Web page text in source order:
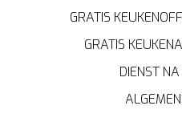
GRATIS
GRATIS
DIENST